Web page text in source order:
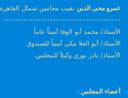
عمرو محى الدين نقيب محامين شمال القاهرة
----------------------------------------
الأستاذ/ محمد أبو الوفا أميناً عاماً
الأستاذ/ أبو العلا مكي أميناً للصندوق
الأستاذ/ نادر نوري وكيلاً للمجلس.
أعضاء المجلس :